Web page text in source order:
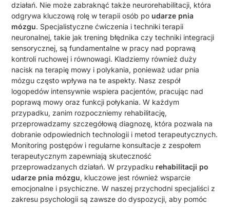
działań. Nie może zabraknąć także neurorehabilitacji, która
odgrywa kluczową rolę w terapii osób po udarze pnia
mózgu. Specjalistyczne ćwiczenia i techniki terapii
neuronalnej, takie jak trening błędnika czy techniki integracji
sensorycznej, są fundamentalne w pracy nad poprawą
kontroli ruchowej i równowagi. Kladziemy również duży
nacisk na terapię mowy i polykania, ponieważ udar pnia
mózgu często wpływa na te aspekty. Nasz zespół
logopedów intensywnie wspiera pacjentów, pracując nad
poprawą mowy oraz funkcji połykania. W każdym
przypadku, zanim rozpoczniemy rehabilitację,
przeprowadzamy szczegółową diagnozę, która pozwala na
dobranie odpowiednich technologii i metod terapeutycznych.
Monitoring postępów i regularne konsultacje z zespołem
terapeutycznym zapewniają skuteczność
przeprowadzanych działań. W przypadku rehabilitacji po
udarze pnia mózgu, kluczowe jest również wsparcie
emocjonalne i psychiczne. W naszej przychodni specjaliści z
zakresu psychologii są zawsze do dyspozycji, aby pomóc